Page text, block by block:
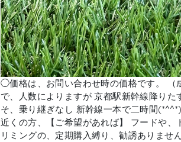
◯価格は、お問い合わせ時の価格です。
で、人数によりますが 京都駅新幹線降り
そ、乗り継ぎなし 新幹線一本で二時間
近くの方、【ご希望があれば】 フードや
リミングの、定期購入縛り、勧誘ありま